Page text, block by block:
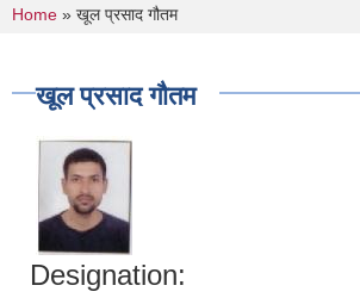
You are here
Home » खूल प्रसाद गौतम
खूल प्रसाद गौतम
Designation: